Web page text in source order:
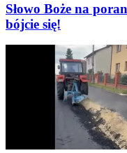
Słowo Boże na
bójcie się!